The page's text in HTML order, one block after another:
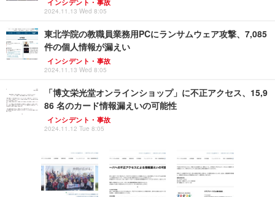
インシデント・事故
2024.11.13 Wed 8:05
東北学院の教職員業務用PCにランサムウェア攻撃、7,085
件の個人情報が漏えい
インシデント・事故
2024.11.13 Wed 8:05
「博文栄光堂オンラインショップ」に不正アクセス、15,9
86 名のカード情報漏えいの可能性
インシデント・事故
2024.11.12 Tue 8:05